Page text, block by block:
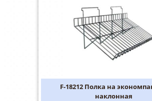
F-18212 Полка на
наклонная